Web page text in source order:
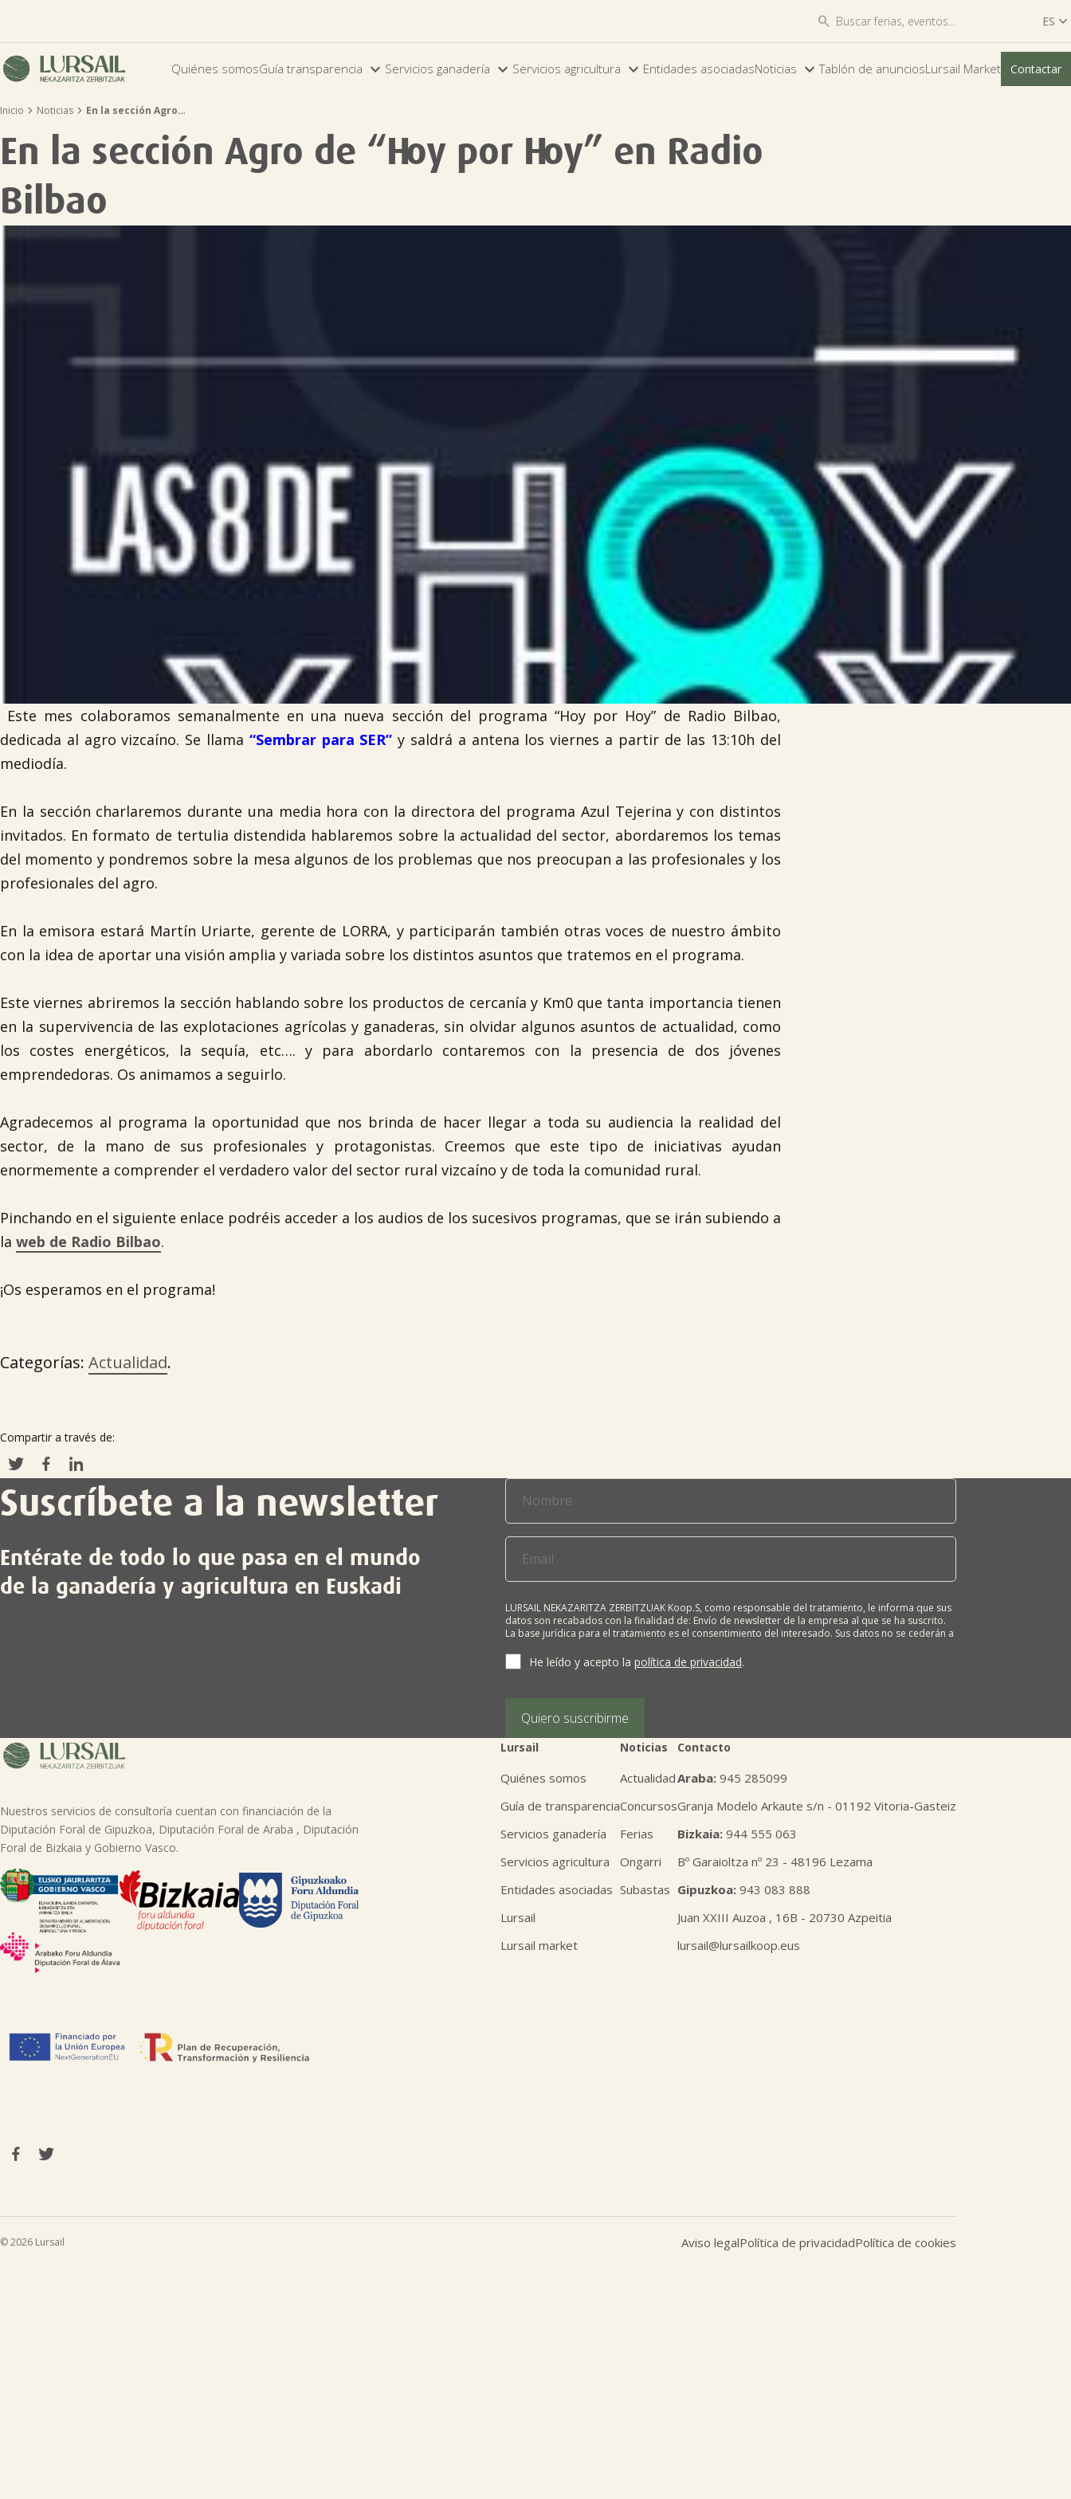
 ES 
ES
EU
Quiénes somosGuía transparencia  Servicios ganadería  Servicios agricultura  Entidades asociadasNoticias Tablón de anunciosLursail Market Contactar
Inicio  Noticias  En la sección Agro…
En la sección Agro de “Hoy por Hoy” en Radio
Bilbao
Este mes colaboramos semanalmente en una nueva sección del programa “Hoy por Hoy” de Radio Bilbao,
dedicada al agro vizcaíno. Se llama “Sembrar para SER” y saldrá a antena los viernes a partir de las 13:10h del
mediodía.
En la sección charlaremos durante una media hora con la directora del programa Azul Tejerina y con distintos
invitados. En formato de tertulia distendida hablaremos sobre la actualidad del sector, abordaremos los temas
del momento y pondremos sobre la mesa algunos de los problemas que nos preocupan a las profesionales y los
profesionales del agro.
En la emisora estará Martín Uriarte, gerente de LORRA, y participarán también otras voces de nuestro ámbito
con la idea de aportar una visión amplia y variada sobre los distintos asuntos que tratemos en el programa.
Este viernes abriremos la sección hablando sobre los productos de cercanía y Km0 que tanta importancia tienen
en la supervivencia de las explotaciones agrícolas y ganaderas, sin olvidar algunos asuntos de actualidad, como
los costes energéticos, la sequía, etc…. y para abordarlo contaremos con la presencia de dos jóvenes
emprendedoras. Os animamos a seguirlo.
Agradecemos al programa la oportunidad que nos brinda de hacer llegar a toda su audiencia la realidad del
sector, de la mano de sus profesionales y protagonistas. Creemos que este tipo de iniciativas ayudan
enormemente a comprender el verdadero valor del sector rural vizcaíno y de toda la comunidad rural.
Pinchando en el siguiente enlace podréis acceder a los audios de los sucesivos programas, que se irán subiendo a
la web de Radio Bilbao.
¡Os esperamos en el programa!
Categorías: Actualidad.
Compartir a través de:
Suscríbete a la newsletter
Entérate de todo lo que pasa en el mundo
de la ganadería y agricultura en Euskadi
LURSAIL NEKAZARITZA ZERBITZUAK Koop.S, como responsable del tratamiento, le informa que sus
datos son recabados con la finalidad de: Envío de newsletter de la empresa al que se ha suscrito.
La base jurídica para el tratamiento es el consentimiento del interesado. Sus datos no se cederán a
supresión, limitación del tratamiento, oposición o derecho a la portabilidad de sus datos
personales, escribiéndonos a la dirección de nuestras oficinas, GARAIOLTZA, Nº 23, 48196 LEZAMA-
He leído y acepto la política de privacidad.
Quiero suscribirme
Nuestros servicios de consultoría cuentan con financiación de la
Diputación Foral de Gipuzkoa, Diputación Foral de Araba , Diputación
Foral de Bizkaia y Gobierno Vasco.
Lursail
Quiénes somos
Guía de transparencia
Servicios ganadería
Servicios agricultura
Entidades asociadas
Lursail
Lursail market
Noticias
Actualidad
Concursos
Ferias
Ongarri
Subastas
Contacto
Araba: 945 285099
Granja Modelo Arkaute s/n - 01192 Vitoria-Gasteiz
Bizkaia: 944 555 063
Bº Garaioltza nº 23 - 48196 Lezama
Gipuzkoa: 943 083 888
Juan XXIII Auzoa , 16B - 20730 Azpeitia
lursail@lursailkoop.eus
© 2026 Lursail Aviso legalPolítica de privacidadPolítica de cookies